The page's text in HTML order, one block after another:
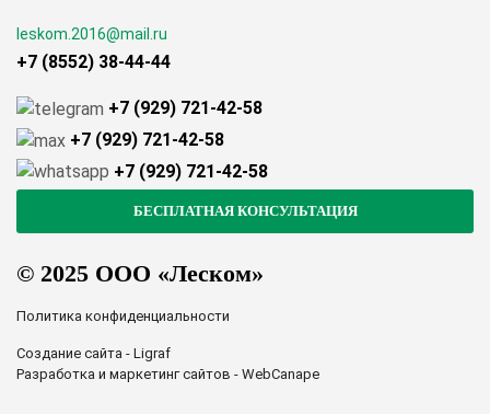
© 2025 ООО «Леском»
Политика конфиденциальности
Создание сайта - Ligraf
Разработка и маркетинг сайтов - WebCanape
leskom.2016@mail.ru
+7 (8552) 38-44-44
+7 (929) 721-42-58
+7 (929) 721-42-58
+7 (929) 721-42-58